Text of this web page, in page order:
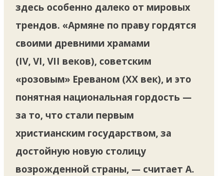
здесь особенно далеко от мировых
трендов. «Армяне по праву гордятся
своими древними храмами
(IV, VI, VII веков), советским
«розовым» Ереваном (XX век), и это
понятная национальная гордость —
за то, что стали первым
христианским государством, за
достойную новую столицу
возрожденной страны, — считает А.